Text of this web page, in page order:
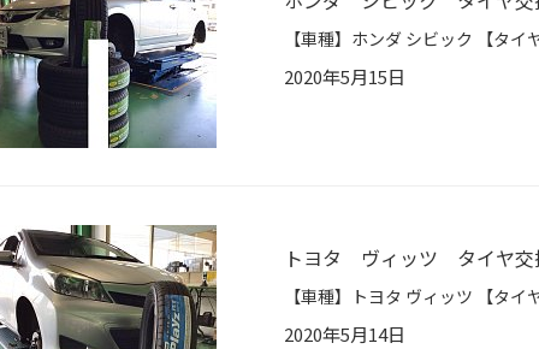
2020年5月15日
トヨタ ヴィッツ タイヤ交
2020年5月14日